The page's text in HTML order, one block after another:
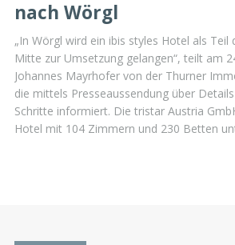
nach Wörgl
„In Wörgl wird ein ibis styles Hotel als Teil
Mitte zur Umsetzung gelangen“, teilt am
Johannes Mayrhofer von der Thurner
die mittels Presseaussendung über
Schritte informiert. Die tristar Austria
Hotel mit 104 Zimmern und 230 Betten